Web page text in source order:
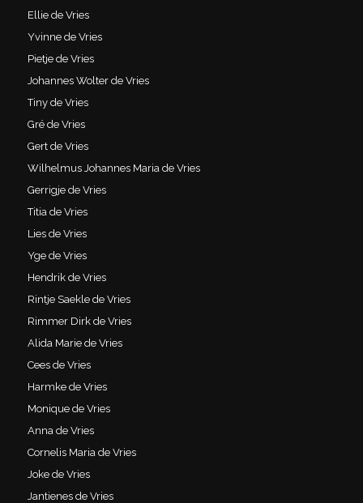
Ellie de Vries
Yvinne de Vries
Pietje de Vries
Johannes Wolter de Vries
Tiny de Vries
Gré de Vries
Gert de Vries
Wilhelmus Johannes Maria de Vries
Gerrigje de Vries
Titia de Vries
Lies de Vries
Yge de Vries
Hendrik de Vries
Rintje Saekle de Vries
Rimmer Dirk de Vries
Alida Marie de Vries
Cees de Vries
Harmke de Vries
Monique de Vries
Anna de Vries
Cornelis Maria de Vries
Joke de Vries
Jantienes de Vries